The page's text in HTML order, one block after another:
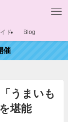
ド Blog
催
うまいも
堪能